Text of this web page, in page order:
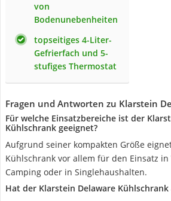
von
Bodenunebenheiten
topseitiges 4-Liter-
Gefrierfach und 5-
stufiges Thermostat
Fragen und Antworten zu Klarstein
Für welche Einsatzbereiche ist der
Kühlschrank geeignet?
Aufgrund seiner kompakten Größe
Kühlschrank vor allem für den Einsatz
Camping oder in Singlehaushalten.
Hat der Klarstein Delaware